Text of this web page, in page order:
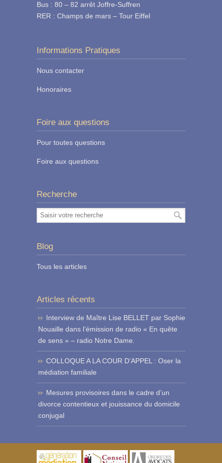
Bus : 80 – 82 arrêt Joffre-Suffren
RER : Champs de mars – Tour Eiffel
Informations Pratiques
Nous contacter
Honoraires
Foire aux questions
Pour toutes questions
Foire aux questions
Recherche
Blog
Tous les articles
Articles récents
Interview de Maître Lise BELLET par Sophie
Nouaille dans l’émission de radio « En quête
de sens » – radio Notre Dame.
COLLOQUE A LA COUR D’APPEL : Oser la
médiation familiale
Mesures provisoires dans le cadre d’un
divorce contentieux et jouissance du domicile
conjugal